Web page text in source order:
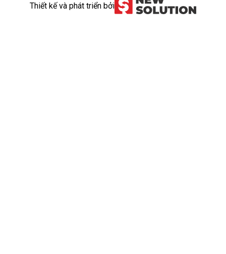
Thiết kế và phát triển bởi